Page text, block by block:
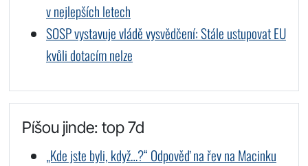
v nejlepších letech
SOSP vystavuje vládě vysvědčení: Stále ustupovat EU
kvůli dotacím nelze
Píšou jinde: top 7d
„Kde jste byli, když…?“ Odpověď na řev na Macinku